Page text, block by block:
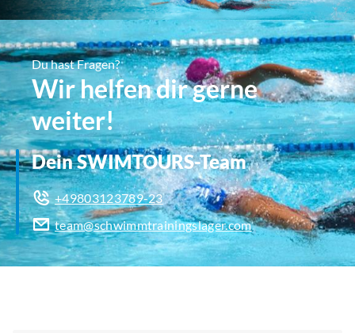
Du hast Fragen?
Wir helfen dir gerne
weiter!
Dein SWIMTOURS-Team
+49803123789-23
team@schwimmtrainingslager.com